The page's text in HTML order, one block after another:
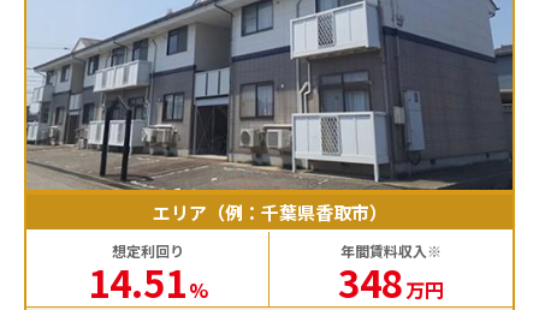
エリア（例：千葉県香取市）
想定利回り
14.51%
年間賃料収入※
348万円